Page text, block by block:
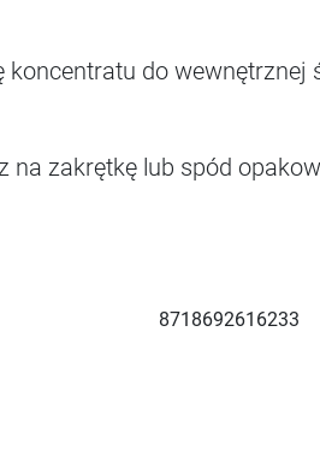
koncentratu do
na zakrętkę lub spód
8718692616233